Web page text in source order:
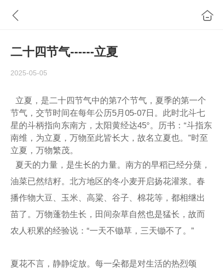
二十四节气------立夏
2025-05-05
立夏，是二十四节气中的第7个节气，夏季的第一个
节气，交节时间在每年公历5月05-07日。此时北斗七
星的斗柄指向东南方，太阳黄经达45°。历书：“斗指东
南维，为立夏，万物至此皆长大，故名立夏也。”时至
立夏，万物繁茂。
夏天的力量，是生长的力量。南方的早稻已经分蘖，
油菜已然结籽。北方地区的冬小麦开启扬花灌浆。春
播作物大豆、玉米、高粱、谷子、棉花等，都相继出
苗了。万物蓬勃生长，田间杂草自然也是猛长，故而
农人积累的经验说：“一天不锄草，三天锄不了。”
夏花不言，静静绽放。每一朵都是对生活的热烈颂